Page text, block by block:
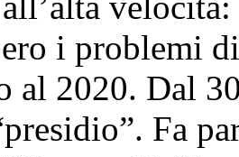
i problemi
al 2020. Dal
Fa